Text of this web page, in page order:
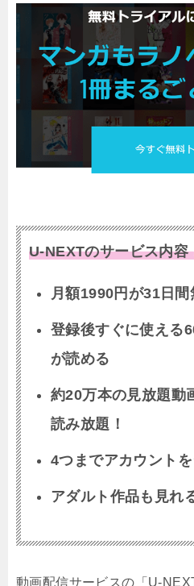
U-NEXTのサービス内容
月額1990円が31日間
登録後すぐに使える
が読める
約20万本の見放題動
読み放題！
4つまでアカウント
アダルト作品も見れ
動画配信サービスの「U-